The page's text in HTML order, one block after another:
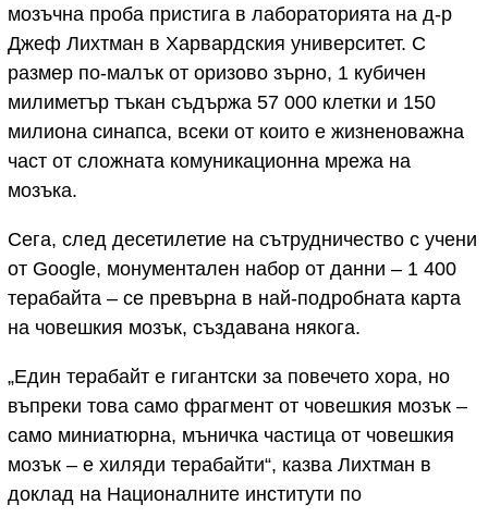
мозъчна проба пристига в лабораторията на д-р
Джеф Лихтман в Харвардския университет. С
размер по-малък от оризово зърно, 1 кубичен
милиметър тъкан съдържа 57 000 клетки и 150
милиона синапса, всеки от които е жизненоважна
част от сложната комуникационна мрежа на
мозъка.
Сега, след десетилетие на сътрудничество с учени
от Google, монументален набор от данни – 1 400
терабайта – се превърна в най-подробната карта
на човешкия мозък, създавана някога.
„Един терабайт е гигантски за повечето хора, но
въпреки това само фрагмент от човешкия мозък –
само миниатюрна, мъничка частица от човешкия
мозък – е хиляди терабайти“, казва Лихтман в
доклад на Националните институти по